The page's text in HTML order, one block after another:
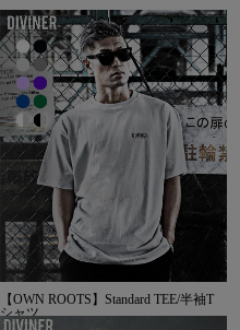
【OWN ROOTS】Standard TEE/半袖T
シャツ